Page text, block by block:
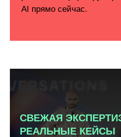
СВЕЖАЯ
РЕАЛЬНЫЕ КЕЙСЫ